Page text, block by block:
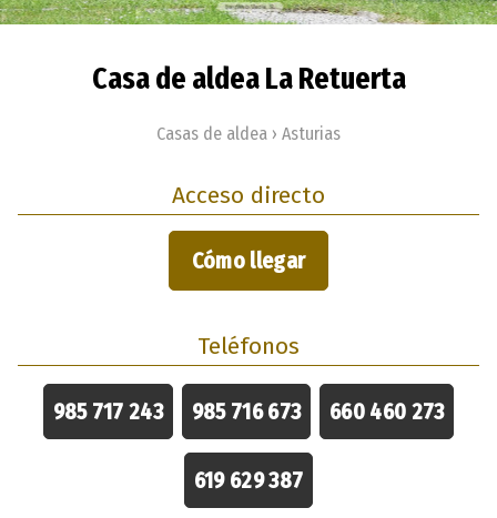
Casa de aldea La Retuerta
Casas de aldea › Asturias
Acceso directo
Cómo llegar
Teléfonos
985 717 243 985 716 673 660 460 273
619 629 387